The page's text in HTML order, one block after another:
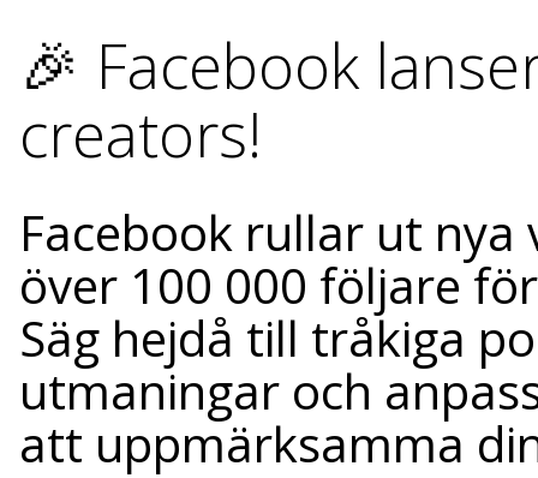
🎉 Facebook
creators!
Facebook rullar ut
över 100 000 följare
Säg hejdå till tråkiga
utmaningar och
att uppmärksamma